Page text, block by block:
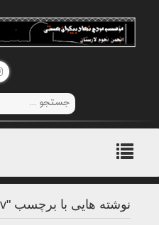
منوی
اصلی
نوشته هایی با برچسب "m2xobvvof71t4carv"